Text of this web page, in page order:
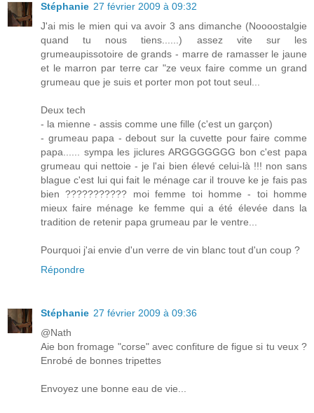
Stéphanie 27 février 2009 à 09:32
J'ai mis le mien qui va avoir 3 ans dimanche (Noooostalgie
quand tu nous tiens......) assez vite sur les
grumeaupissotoire de grands - marre de ramasser le jaune
et le marron par terre car "ze veux faire comme un grand
grumeau que je suis et porter mon pot tout seul...
Deux tech
- la mienne - assis comme une fille (c'est un garçon)
- grumeau papa - debout sur la cuvette pour faire comme
papa...... sympa les jiclures ARGGGGGGG bon c'est papa
grumeau qui nettoie - je l'ai bien élevé celui-là !!! non sans
blague c'est lui qui fait le ménage car il trouve ke je fais pas
bien ??????????? moi femme toi homme - toi homme
mieux faire ménage ke femme qui a été élevée dans la
tradition de retenir papa grumeau par le ventre...
Pourquoi j'ai envie d'un verre de vin blanc tout d'un coup ?
Répondre
Stéphanie 27 février 2009 à 09:36
@Nath
Aie bon fromage "corse" avec confiture de figue si tu veux ?
Enrobé de bonnes tripettes
Envoyez une bonne eau de vie...